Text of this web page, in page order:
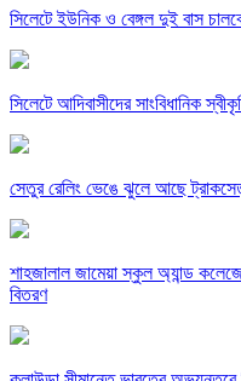
সিলেটে ইউনিক ও বেঙ্গল দুই বাস
সিলেটে আদিবাসীদের সাংবিধানিক
সেতুর রেলিং ভেঙে ঝুলে আছে
শাহজালাল জামেয়া স্কুল অ্যান্ড
বিতরণ